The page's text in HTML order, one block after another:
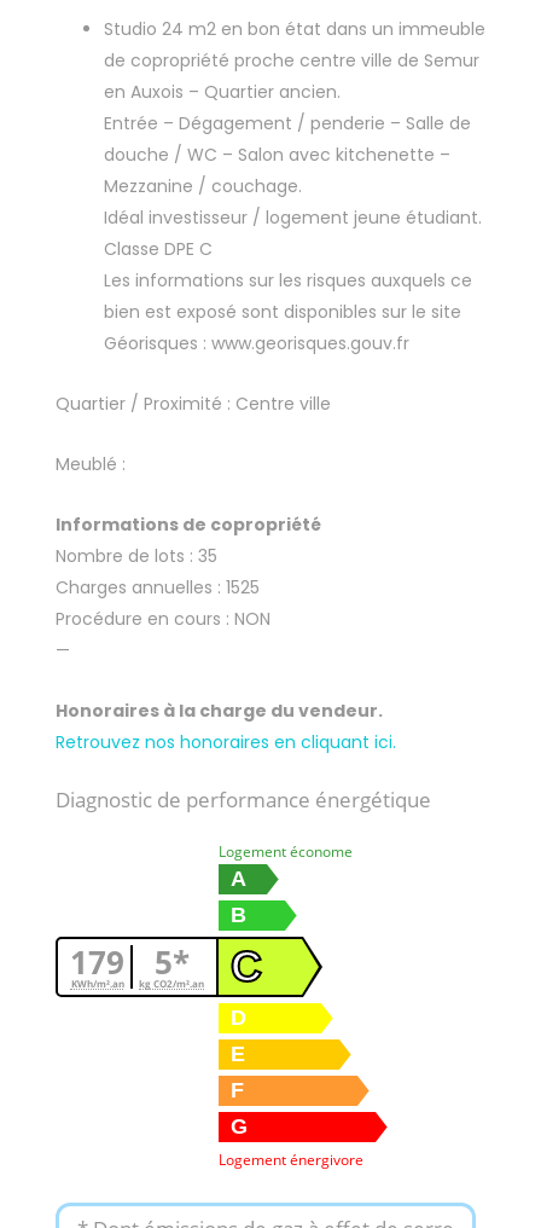
Studio 24 m2 en bon état dans un immeuble
de copropriété proche centre ville de Semur
en Auxois – Quartier ancien.
Entrée – Dégagement / penderie – Salle de
douche / WC – Salon avec kitchenette –
Mezzanine / couchage.
Idéal investisseur / logement jeune étudiant.
Classe DPE C
Les informations sur les risques auxquels ce
bien est exposé sont disponibles sur le site
Géorisques : www.georisques.gouv.fr
Quartier / Proximité : Centre ville
Meublé :
Informations de copropriété
Nombre de lots : 35
Charges annuelles : 1525
Procédure en cours : NON
—
Honoraires à la charge du vendeur.
Retrouvez nos honoraires en cliquant ici.
Diagnostic de performance énergétique
179
KWh/m².an 5*
kg CO2/m².an
Logement économe
A
B
C
D
E
F
G
Logement énergivore